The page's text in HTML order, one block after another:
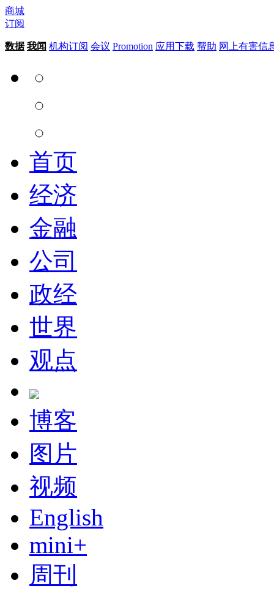
商城
订阅
数据 我闻 机构订阅 会议 Promotion 应用下载 帮助 网上有害信
首页
经济
金融
公司
政经
世界
观点
博客
图片
视频
English
mini+
周刊